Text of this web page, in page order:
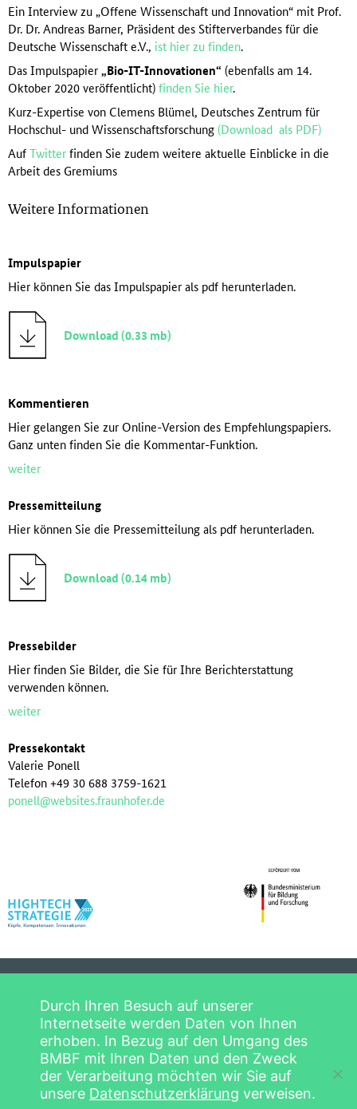
Ein Interview zu „Offene Wissenschaft und Innovation“ mit Prof.
Dr. Dr. Andreas Barner, Präsident des Stifterverbandes für die
Deutsche Wissenschaft e.V., ist hier zu finden.
Das Impulspapier„Bio-IT-Innovationen“ (ebenfalls am 14.
Oktober 2020 veröffentlicht)finden Sie hier.
Kurz-Expertise von Clemens Blümel, Deutsches Zentrum für
Hochschul- und Wissenschaftsforschung(Download als PDF)
AufTwitterfinden Sie zudem weitere aktuelle Einblicke in die
Arbeit des Gremiums
Weitere Informationen
Impulspapier
Hier können Sie das Impulspapier als pdf herunterladen.
Download (0.33 mb)
Kommentieren
Hier gelangen Sie zur Online-Version des Empfehlungspapiers.
Ganz unten finden Sie die Kommentar-Funktion.
weiter
Pressemitteilung
Hier können Sie die Pressemitteilung als pdf herunterladen.
Download (0.14 mb)
Pressebilder
Hier finden Sie Bilder, die Sie für Ihre Berichterstattung
verwenden können.
weiter
Pressekontakt
Valerie Ponell
Telefon +49 30 688 3759-1621
ponell@websites.fraunhofer.de
Startseite
Hightech-Forum
Mitglieder
Beratungsthemen
Publikationen
Datenschutzerklärung
Impressum
Copyright © 2026
Hightech-Forum
Durch Ihren Besuch auf unserer
Internetseite werden Daten von Ihnen
erhoben. In Bezug auf den Umgang des
BMBF mit Ihren Daten und den Zweck
der Verarbeitung möchten wir Sie auf
unsere Datenschutzerklärung verweisen.